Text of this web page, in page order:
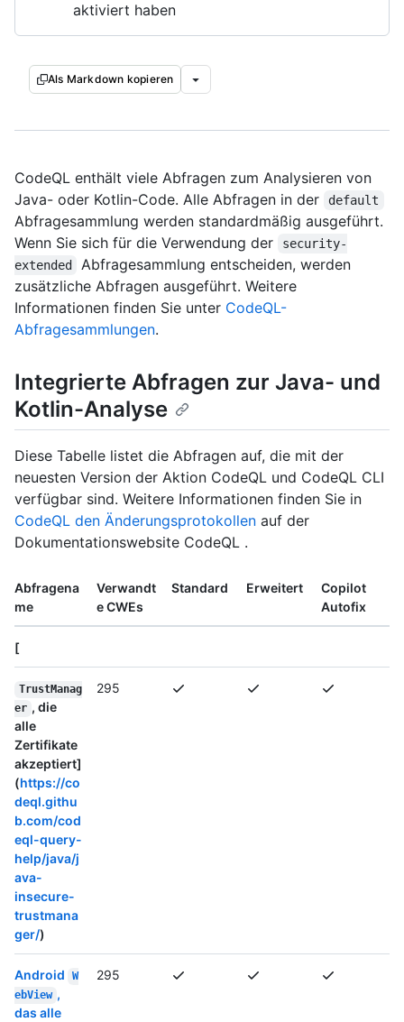
aktiviert haben
Als Markdown kopieren
CodeQL enthält viele Abfragen zum Analysieren von
Java- oder Kotlin-Code. Alle Abfragen in der
default
Abfragesammlung werden standardmäßig ausgeführt.
Wenn Sie sich für die Verwendung der
security-
extended
Abfragesammlung entscheiden, werden
zusätzliche Abfragen ausgeführt. Weitere
Informationen finden Sie unter CodeQL-
Abfragesammlungen.
Integrierte Abfragen zur Java- und
Kotlin-Analyse
Diese Tabelle listet die Abfragen auf, die mit der
neuesten Version der Aktion CodeQL und CodeQL CLI
verfügbar sind. Weitere Informationen finden Sie in
CodeQL den Änderungsprotokollen auf der
Dokumentationswebsite CodeQL .
Abfragena
me
Verwandt
e CWEs
Standard Erweitert
Copilot
Autofix
[
TrustManag
er , die
alle
Zertifikate
akzeptiert]
(https://co
deql.githu
b.com/cod
eql-query-
help/java/j
ava-
insecure-
trustmana
ger/)
295
Android
W
ebView ,
das alle
295